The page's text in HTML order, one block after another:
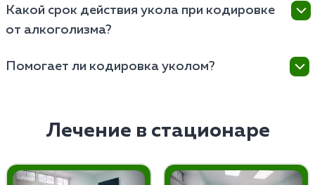
внутривенно или внутримышечно, в зависимости от
выбранной методики и препарата. Внутривенное
или на верхнюю часть руки, внутримышечно — в
Какой срок действия укола при кодировке
от алкоголизма?
зависит от используемого препарата и его
обсудить с врачом на консультации.
Помогает ли кодировка уколом?
помощь в борьбе с зависимостью. Препараты,
используемые при кодировке, помогают снижать
риски рецидивов. Эффективность кодировки
Лечение в стационаре